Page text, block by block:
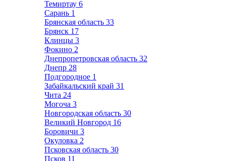
Темиртау 6
Сарань 1
Брянская область 33
Брянск 17
Клинцы 3
Фокино 2
Днепропетровская область 32
Днепр 28
Подгородное 1
Забайкальский край 31
Чита 24
Могоча 3
Новгородская область 30
Великий Новгород 16
Боровичи 3
Окуловка 2
Псковская область 30
Псков 11